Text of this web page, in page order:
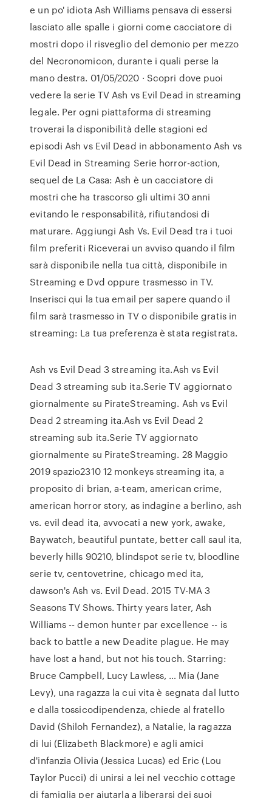
e un po' idiota Ash Williams pensava di essersi
lasciato alle spalle i giorni come cacciatore di
mostri dopo il risveglio del demonio per mezzo
del Necronomicon, durante i quali perse la
mano destra. 01/05/2020 · Scopri dove puoi
vedere la serie TV Ash vs Evil Dead in streaming
legale. Per ogni piattaforma di streaming
troverai la disponibilità delle stagioni ed
episodi Ash vs Evil Dead in abbonamento Ash vs
Evil Dead in Streaming Serie horror-action,
sequel de La Casa: Ash è un cacciatore di
mostri che ha trascorso gli ultimi 30 anni
evitando le responsabilità, rifiutandosi di
maturare. Aggiungi Ash Vs. Evil Dead tra i tuoi
film preferiti Riceverai un avviso quando il film
sarà disponibile nella tua città, disponibile in
Streaming e Dvd oppure trasmesso in TV.
Inserisci qui la tua email per sapere quando il
film sarà trasmesso in TV o disponibile gratis in
streaming: La tua preferenza è stata registrata.
Ash vs Evil Dead 3 streaming ita.Ash vs Evil
Dead 3 streaming sub ita.Serie TV aggiornato
giornalmente su PirateStreaming. Ash vs Evil
Dead 2 streaming ita.Ash vs Evil Dead 2
streaming sub ita.Serie TV aggiornato
giornalmente su PirateStreaming. 28 Maggio
2019 spazio2310 12 monkeys streaming ita, a
proposito di brian, a-team, american crime,
american horror story, as indagine a berlino, ash
vs. evil dead ita, avvocati a new york, awake,
Baywatch, beautiful puntate, better call saul ita,
beverly hills 90210, blindspot serie tv, bloodline
serie tv, centovetrine, chicago med ita,
dawson's Ash vs. Evil Dead. 2015 TV-MA 3
Seasons TV Shows. Thirty years later, Ash
Williams -- demon hunter par excellence -- is
back to battle a new Deadite plague. He may
have lost a hand, but not his touch. Starring:
Bruce Campbell, Lucy Lawless, … Mia (Jane
Levy), una ragazza la cui vita è segnata dal lutto
e dalla tossicodipendenza, chiede al fratello
David (Shiloh Fernandez), a Natalie, la ragazza
di lui (Elizabeth Blackmore) e agli amici
d'infanzia Olivia (Jessica Lucas) ed Eric (Lou
Taylor Pucci) di unirsi a lei nel vecchio cottage
di famiglia per aiutarla a liberarsi dei suoi